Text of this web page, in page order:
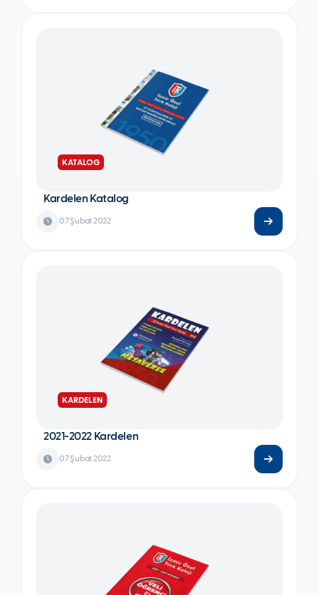
KATALOG
Kardelen Katalog
07 Şubat 2022
KARDELEN
2021-2022 Kardelen
07 Şubat 2022